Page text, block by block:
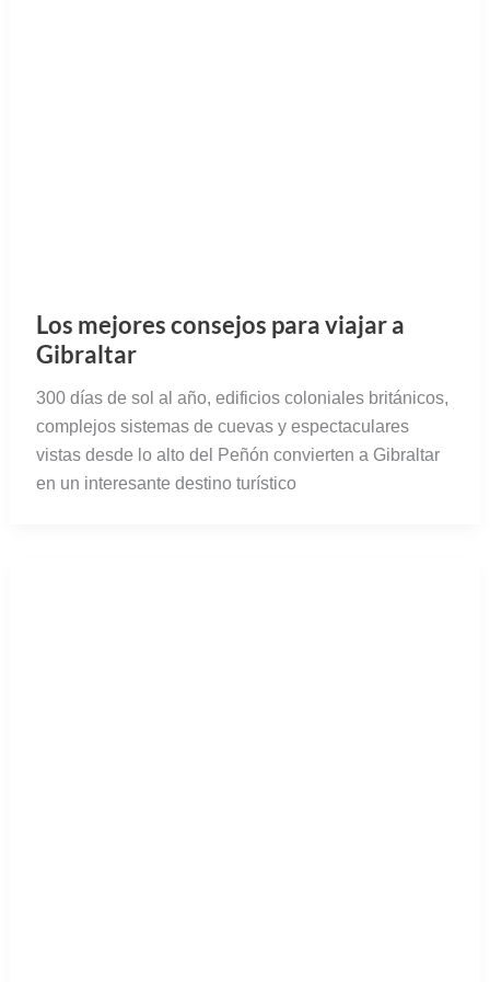
Los mejores consejos para viajar a
Gibraltar
300 días de sol al año, edificios coloniales británicos,
complejos sistemas de cuevas y espectaculares
vistas desde lo alto del Peñón convierten a Gibraltar
en un interesante destino turístico